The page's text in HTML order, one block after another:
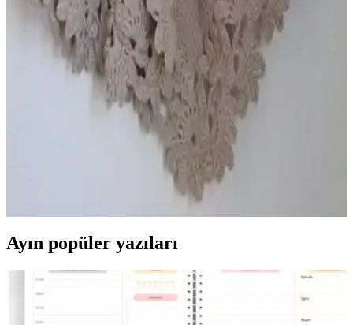
Kadın Çeyizinde Şıklık ve Fonksiyonelliği Bir Arada
Sağlayan Rehber
Kadın çeyizi, estetik ve kullanışlı ürünlerle hazırlanmalı. Giyimden
dekorasyona, mobilyadan aksesuarlar ve dikkat edilmesi gereken
noktalar hakkında kapsamlı bilgiler içerir.
Çeyizlik Şal Modelleri ve Trendleri: Geleneksel ve
Modern Tasarımlarla Şıklık
Geleneksel ve modern tasarımların buluştuğu çeyizlik şal modelleri,
renk, desen ve kumaş seçenekleriyle şıklığınızı tamamlar, uzun yıllar
kullanılabilir. Kişiye özel tasarımlarla özgünlük yakalayın.
Ayın popüler yazıları